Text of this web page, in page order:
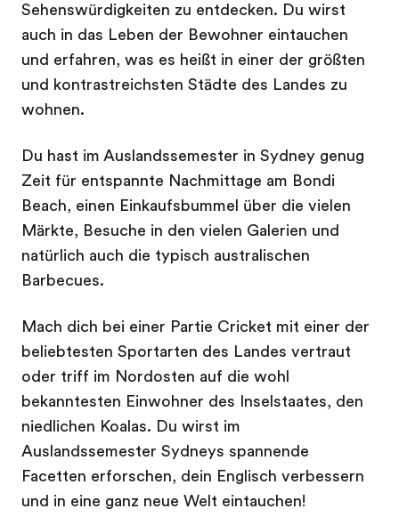
Sehenswürdigkeiten zu entdecken. Du wirst
auch in das Leben der Bewohner eintauchen
und erfahren, was es heißt in einer der größten
und kontrastreichsten Städte des Landes zu
wohnen.
Du hast im Auslandssemester in Sydney genug
Zeit für entspannte Nachmittage am Bondi
Beach, einen Einkaufsbummel über die vielen
Märkte, Besuche in den vielen Galerien und
natürlich auch die typisch australischen
Barbecues.
Mach dich bei einer Partie Cricket mit einer der
beliebtesten Sportarten des Landes vertraut
oder triff im Nordosten auf die wohl
bekanntesten Einwohner des Inselstaates, den
niedlichen Koalas. Du wirst im
Auslandssemester Sydneys spannende
Facetten erforschen, dein Englisch verbessern
und in eine ganz neue Welt eintauchen!